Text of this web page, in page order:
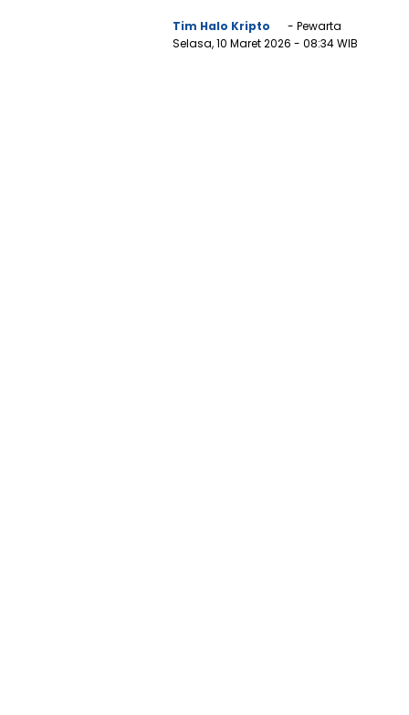
Tim Halo Kripto
- Pewarta
Selasa, 10 Maret 2026 - 08:34 WIB